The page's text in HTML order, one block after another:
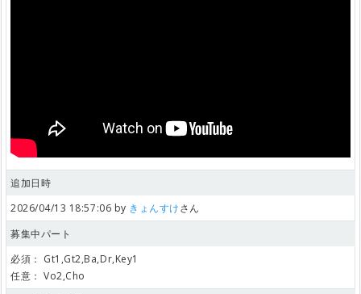
追加日時
2026/04/13 18:57:06 by きょんすけさん
募集中パート
必須： Gt1,Gt2,Ba,Dr,Key1
任意： Vo2,Cho